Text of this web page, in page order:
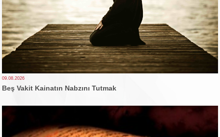
09.08.2026
Beş Vakit Kainatın Nabzını Tutmak